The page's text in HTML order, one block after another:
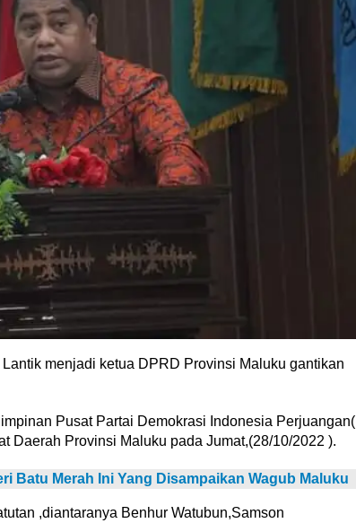
menjadi ketua DPRD Provinsi Maluku gantikan
Pusat Partai Demokrasi Indonesia Perjuangan(
Daerah Provinsi Maluku pada Jumat,(28/10/2022 ).
Batu Merah Ini Yang Disampaikan Wagub Maluku
,diantaranya Benhur Watubun,Samson